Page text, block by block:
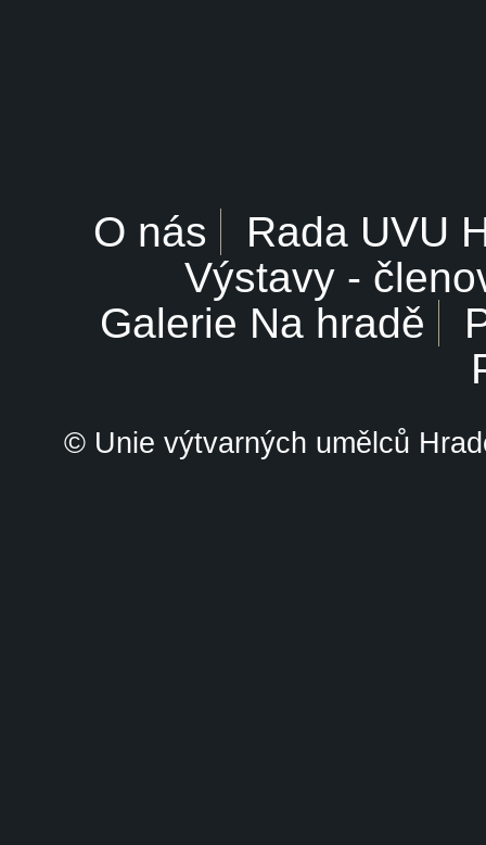
O nás
Rada UVU
Výstavy -
Galerie Na hradě
© Unie výtvarných umělců